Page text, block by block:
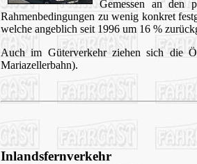
Gemessen an den
Rahmenbedingungen zu wenig konkret
welche angeblich seit 1996 um 16 %
Auch im Güterverkehr ziehen sich die
Mariazellerbahn).
Inlandsfernverkehr